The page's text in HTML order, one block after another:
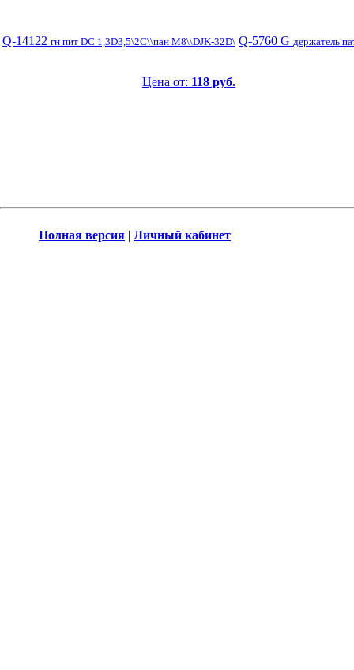
Q-14122 гн пит DC 1,3D3,5\2C\\пан М8\\DJK-32D\
Цена от: 118 руб.
Q-5760 G держатель
Полная версия | Личный кабинет